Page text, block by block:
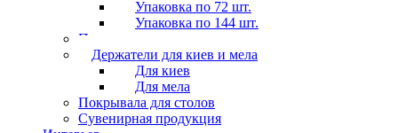
Упаковка по 72 шт.
Упаковка по 144 шт.
Перчатки
Держатели для киев и мела
Для киев
Для мела
Покрывала для столов
Сувенирная продукция